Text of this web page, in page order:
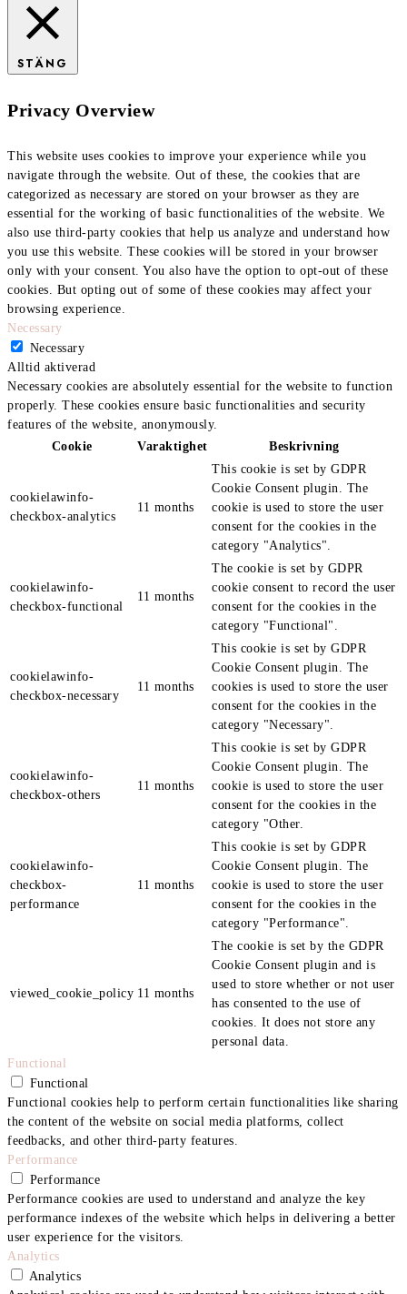
STÄNG
Privacy Overview
This website uses cookies to improve your experience while you
navigate through the website. Out of these, the cookies that are
categorized as necessary are stored on your browser as they are
essential for the working of basic functionalities of the website. We
also use third-party cookies that help us analyze and understand how
you use this website. These cookies will be stored in your browser
only with your consent. You also have the option to opt-out of these
cookies. But opting out of some of these cookies may affect your
browsing experience.
Necessary
Necessary
Alltid aktiverad
Necessary cookies are absolutely essential for the website to function
properly. These cookies ensure basic functionalities and security
features of the website, anonymously.
Cookie
Varaktighet Beskrivning
cookielawinfo-
checkbox-analytics
11 months
This cookie is set by GDPR
Cookie Consent plugin. The
cookie is used to store the user
consent for the cookies in the
category "Analytics".
cookielawinfo-
checkbox-functional
11 months
The cookie is set by GDPR
cookie consent to record the user
consent for the cookies in the
category "Functional".
cookielawinfo-
checkbox-necessary
11 months
This cookie is set by GDPR
Cookie Consent plugin. The
cookies is used to store the user
consent for the cookies in the
category "Necessary".
cookielawinfo-
checkbox-others
11 months
This cookie is set by GDPR
Cookie Consent plugin. The
cookie is used to store the user
consent for the cookies in the
category "Other.
cookielawinfo-
checkbox-
performance
11 months
This cookie is set by GDPR
Cookie Consent plugin. The
cookie is used to store the user
consent for the cookies in the
category "Performance".
viewed_cookie_policy 11 months
The cookie is set by the GDPR
Cookie Consent plugin and is
used to store whether or not user
has consented to the use of
cookies. It does not store any
personal data.
Functional
Functional
Functional cookies help to perform certain functionalities like sharing
the content of the website on social media platforms, collect
feedbacks, and other third-party features.
Performance
Performance
Performance cookies are used to understand and analyze the key
performance indexes of the website which helps in delivering a better
user experience for the visitors.
Analytics
Analytics